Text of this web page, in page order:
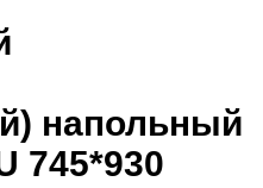
напольный
745*930